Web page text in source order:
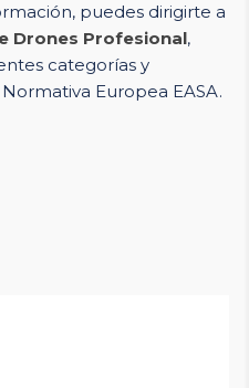
puedes dirigirte a
Drones Profesional,
categorías y
Europea EASA.